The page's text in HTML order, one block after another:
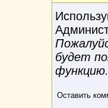
будет
функцию.
Оставить